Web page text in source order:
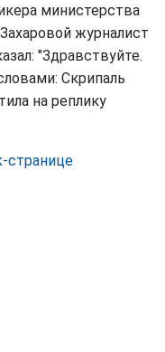
министерства
журналист
"Здравствуйте.
Скрипаль
на реплику
странице